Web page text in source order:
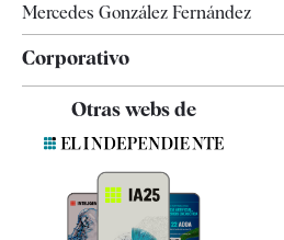
Mercedes González Fernández
Corporativo
Contacto
Quiénes somos
Otras webs de